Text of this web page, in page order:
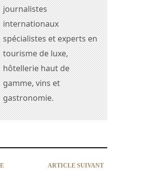
journalistes
internationaux
spécialistes et experts en
tourisme de luxe,
hôtellerie haut de
gamme, vins et
gastronomie.
ARTICLE SUIVANT